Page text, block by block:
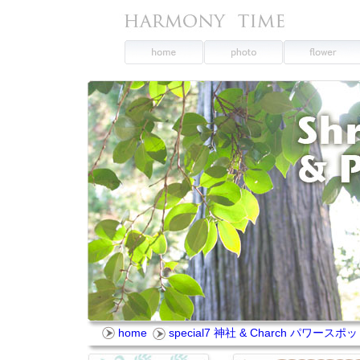
home special7 神社 & Charch パワースポ